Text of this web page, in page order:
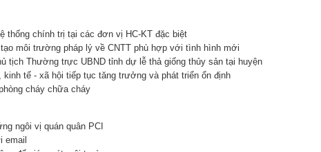
thống chính trị tại các đơn vị HC-KT đặc biệt
môi trường pháp lý về CNTT phù hợp với tình hình mới
tịch Thường trực UBND tỉnh dự lễ thả giống thủy sản tại huyện
kinh tế - xã hội tiếp tục tăng trưởng và phát triển ổn định
cháy chữa cháy
ngôi vị quán quân PCI
email